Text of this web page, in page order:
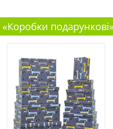
«Коробки